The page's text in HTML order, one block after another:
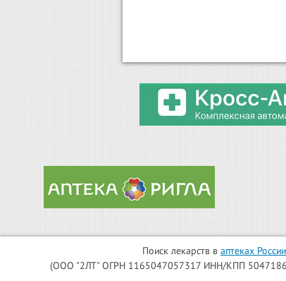
Поиск лекарств в аптеках России
(ООО "2ЛТ" ОГРН 1165047057317 ИНН/КПП